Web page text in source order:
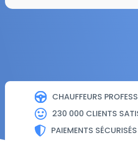
CHAUFFEURS
230 000 CLIENTS
PAIEMENTS